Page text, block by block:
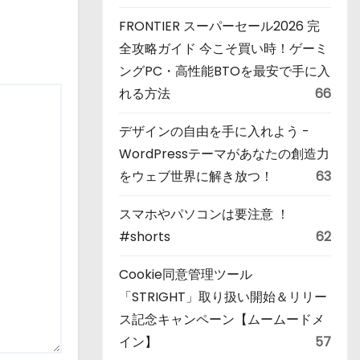
FRONTIER スーパーセール2026 完
全攻略ガイド 今こそ買い時！ゲーミ
ングPC・高性能BTOを最安で手に入
れる方法
66
デザインの自由を手に入れよう -
WordPressテーマがあなたの創造力
をウェブ世界に解き放つ！
63
スマホやパソコンは要注意 ！
#shorts
62
Cookie同意管理ツール
「STRIGHT」取り扱い開始＆リリー
ス記念キャンペーン【ムームードメ
イン】
57